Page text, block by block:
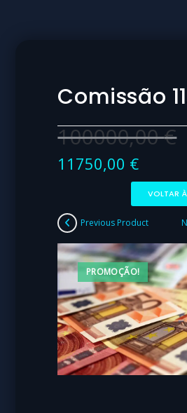
Comissão
100000,00€
11750,00 €
VOLTAR
PROMOÇÃO!
Previous Product